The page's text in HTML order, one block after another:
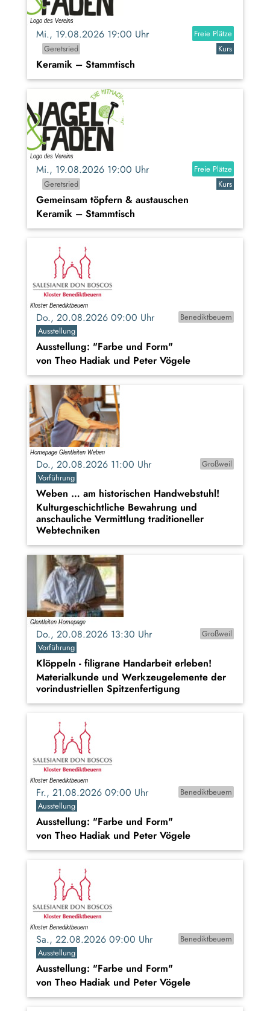
Mi., 19.08.2026 19:00 Uhr
Freie Plätze
Geretsried
Kurs
Keramik – Stammtisch
Mi., 19.08.2026 19:00 Uhr
Freie Plätze
Geretsried
Kurs
Gemeinsam töpfern & austauschen
Keramik – Stammtisch
Do., 20.08.2026 09:00 Uhr
Benediktbeuern
Ausstellung
Ausstellung: "Farbe und Form"
von Theo Hadiak und Peter Vögele
Do., 20.08.2026 11:00 Uhr
Großweil
Vorführung
Weben … am historischen Handwebstuhl!
Kulturgeschichtliche Bewahrung und
anschauliche Vermittlung traditioneller
Webtechniken
Do., 20.08.2026 13:30 Uhr
Großweil
Vorführung
Klöppeln - filigrane Handarbeit erleben!
Materialkunde und Werkzeugelemente der
vorindustriellen Spitzenfertigung
Fr., 21.08.2026 09:00 Uhr
Benediktbeuern
Ausstellung
Ausstellung: "Farbe und Form"
von Theo Hadiak und Peter Vögele
Sa., 22.08.2026 09:00 Uhr
Benediktbeuern
Ausstellung
Ausstellung: "Farbe und Form"
von Theo Hadiak und Peter Vögele